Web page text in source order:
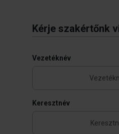
Kérje szakértőnk
Vezetéknév
Keresztnév